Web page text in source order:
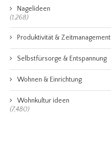
Nagelideen
(1,268)
Produktivität & Zeitmanagement
Selbstfürsorge & Entspannung
Wohnen & Einrichtung
Wohnkultur ideen
(7,480)